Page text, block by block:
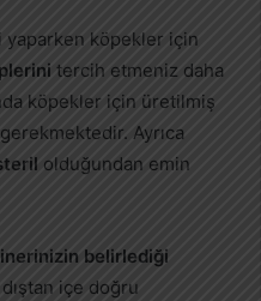
köpekler için
tercih etmeniz daha
köpekler için üretilmiş
Ayrıca
olduğundan emin
belirlediği
içe doğru